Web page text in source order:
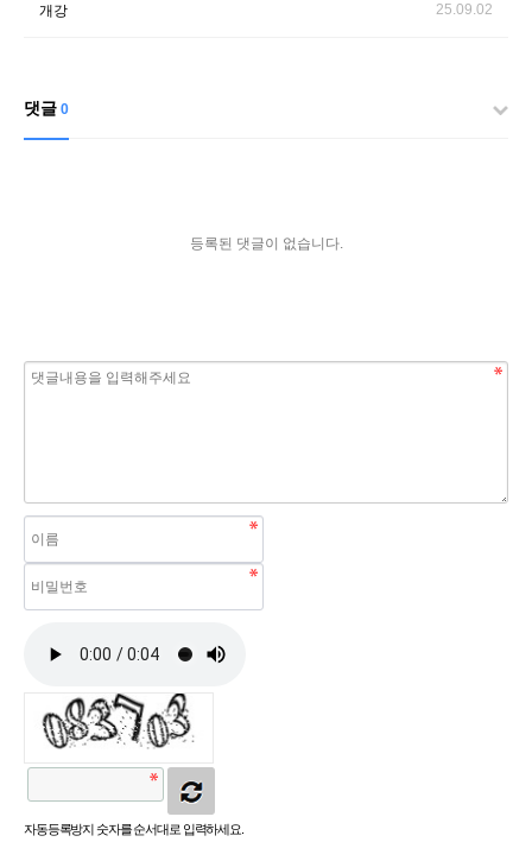
개강
25.09.02
댓글 0
등록된 댓글이 없습니다.
자동등록방지 숫자를 순서대로 입력하세요.